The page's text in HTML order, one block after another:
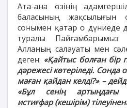
Ата-ана өзінің
баласының жақсылығын
сонымен қатар о дүниеде
туралы
Алланың салауаты мен
деген: «Қайтыс болған бір
дәрежесі көтеріледі.
маған қайдан келді?» –
«Бұл сенің артыңдағы
истиғфар (кешірім)